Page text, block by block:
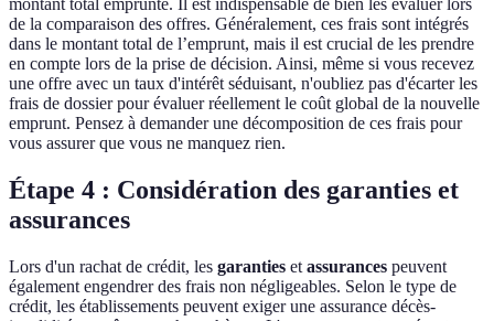
montant total emprunté. Il est indispensable de bien les évaluer lors
de la comparaison des offres. Généralement, ces frais sont intégrés
dans le montant total de l’emprunt, mais il est crucial de les prendre
en compte lors de la prise de décision. Ainsi, même si vous recevez
une offre avec un taux d'intérêt séduisant, n'oubliez pas d'écarter les
frais de dossier pour évaluer réellement le coût global de la nouvelle
emprunt. Pensez à demander une décomposition de ces frais pour
vous assurer que vous ne manquez rien.
Étape 4 : Considération des garanties et
assurances
Lors d'un rachat de crédit, les garanties et assurances peuvent
également engendrer des frais non négligeables. Selon le type de
crédit, les établissements peuvent exiger une assurance décès-